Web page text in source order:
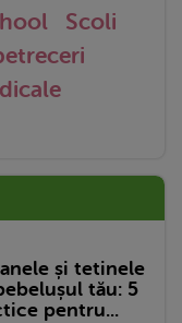
Scoli
și tetinele
tău: 5
pentru...